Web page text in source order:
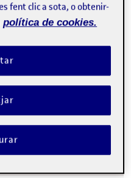
2024 5:59 pm
el DIAGRAMA DE FLUJO
fent clic a sota, o obtenir-
política de cookies.